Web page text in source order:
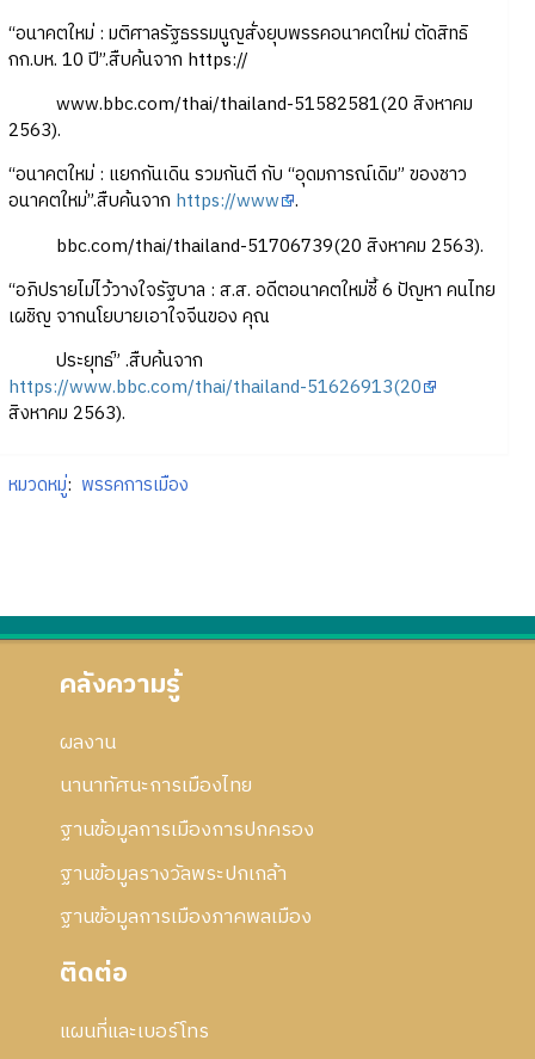
“อนาคตใหม่ : มติศาลรัฐธรรมนูญสั่งยุบพรรคอนาคตใหม่ ตัดสิทธิ
กก.บห. 10 ปี”.สืบค้นจาก https://
www.bbc.com/thai/thailand-51582581(20 สิงหาคม
2563).
“อนาคตใหม่ : แยกกันเดิน รวมกันตี กับ “อุดมการณ์เดิม” ของชาว
อนาคตใหม่”.สืบค้นจาก https://www .
bbc.com/thai/thailand-51706739(20 สิงหาคม 2563).
“อภิปรายไม่ไว้วางใจรัฐบาล : ส.ส. อดีตอนาคตใหม่ชี้ 6 ปัญหา คนไทย
เผชิญ จากนโยบายเอาใจจีนของ คุณ
ประยุทธ์” .สืบค้นจาก
https://www.bbc.com/thai/thailand-51626913(20
สิงหาคม 2563).
หมวดหมู่: พรรคการเมือง
คลังความรู้
ผลงาน
นานาทัศนะการเมืองไทย
ฐานข้อมูลการเมืองการปกครอง
ฐานข้อมูลรางวัลพระปกเกล้า
ฐานข้อมูลการเมืองภาคพลเมือง
ติดต่อ
แผนที่และเบอร์โทร